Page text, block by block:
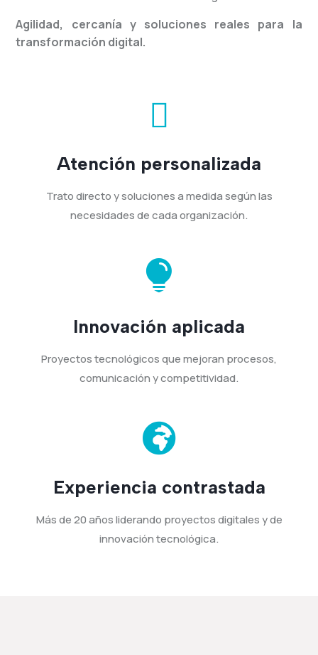
Agilidad, cercanía y soluciones reales para la
transformación digital.

Atención personalizada
Trato directo y soluciones a medida según las
necesidades de cada organización.

Innovación aplicada
Proyectos tecnológicos que mejoran procesos,
comunicación y competitividad.

Experiencia contrastada
Más de 20 años liderando proyectos digitales y de
innovación tecnológica.